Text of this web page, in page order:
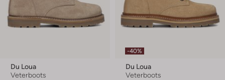
Du Loua
Veterboots
-40%
Du Loua
Veterboots